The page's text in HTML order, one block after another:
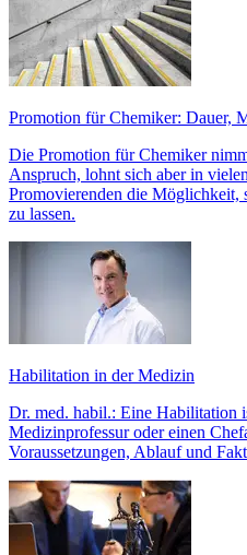
Promotion für Chemiker: Dauer,
Die Promotion für Chemiker
Anspruch, lohnt sich aber in
Promovierenden die Möglichkeit,
zu lassen.
Habilitation in der Medizin
Dr. med. habil.: Eine Habilitation
Medizinprofessur oder einen
Voraussetzungen, Ablauf und